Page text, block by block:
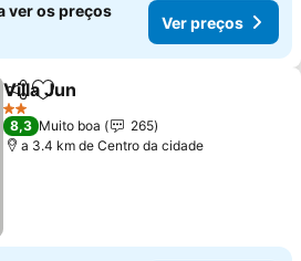
ver os preços
Ver preços
PartilharAdicionar aos favoritos
Villa Jun
2 Estrelas
8,3 Muito boa
265
a 3.4 km de Centro da cidade